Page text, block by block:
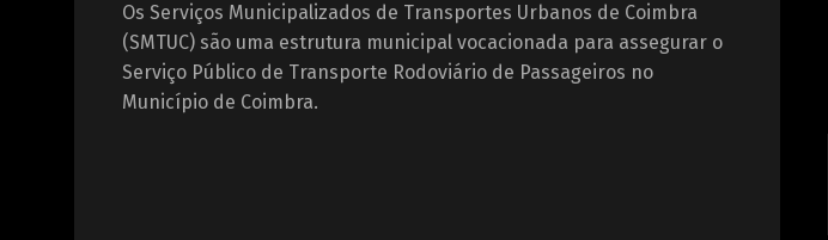
Os Serviços Municipalizados de Transportes Urbanos de Coimbra
(SMTUC) são uma estrutura municipal vocacionada para assegurar o
Serviço Público de Transporte Rodoviário de Passageiros no
Município de Coimbra.